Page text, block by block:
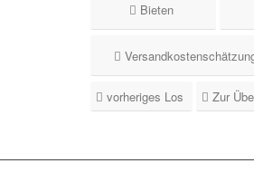
Bieten
vorheriges Los Zur